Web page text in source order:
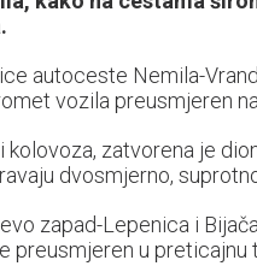
autoceste Nemila-
vozila preusmjeren
zatvorena je
dvosmjerno,
zapad-Lepenica i
preusmjeren u preticajnu